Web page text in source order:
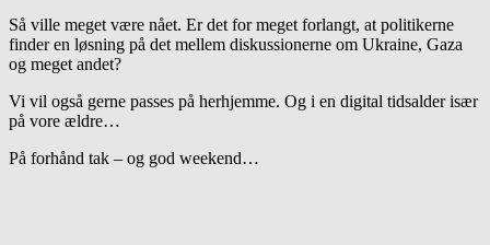
Så ville meget være nået. Er det for meget forlangt, at politikerne
finder en løsning på det mellem diskussionerne om Ukraine, Gaza
og meget andet?
Vi vil også gerne passes på herhjemme. Og i en digital tidsalder især
på vore ældre…
På forhånd tak – og god weekend…